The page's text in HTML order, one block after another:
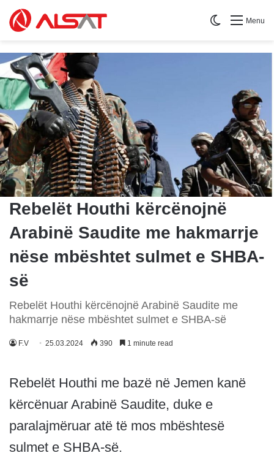
Menu
Switch skin
Rebelët Houthi kërcënojnë
Arabinë Saudite me hakmarrje
nëse mbështet sulmet e SHBA-
së
Rebelët Houthi kërcënojnë Arabinë Saudite me
hakmarrje nëse mbështet sulmet e SHBA-së
F.V 25.03.2024 390 1 minute read
Rebelët Houthi me bazë në Jemen kanë
kërcënuar Arabinë Saudite, duke e
paralajmëruar atë të mos mbështesë
sulmet e SHBA-së.